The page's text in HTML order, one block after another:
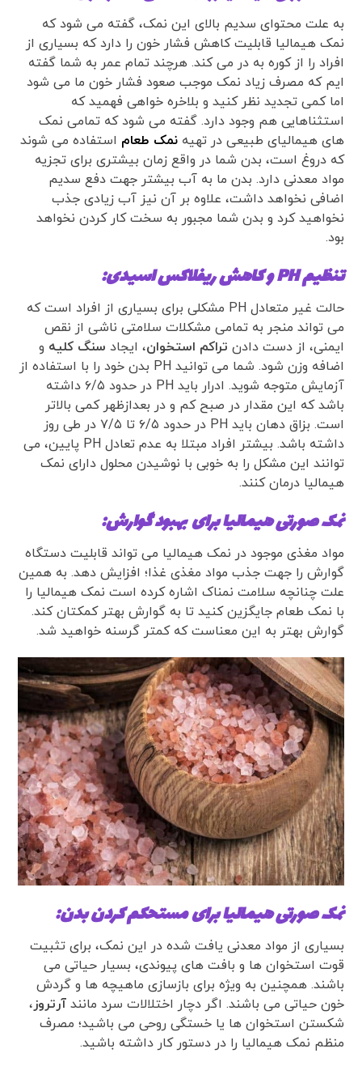
به علت محتوای سدیم بالای این نمک، گفته می شود که
نمک هیمالیا قابلیت کاهش فشار خون را دارد که بسیاری از
افراد را از کوره به در می کند. هرچند تمام عمر به شما گفته
ایم که مصرف زیاد نمک موجب صعود فشار خون ما می شود
اما کمی تجدید نظر کنید و بلاخره خواهی فهمید که
استثناهایی هم وجود دارد. گفته می شود که تمامی نمک
های هیمالیای طبیعی در تهیه نمک طعام استفاده می شوند
که دروغ است، بدن شما در واقع زمان بیشتری برای تجزیه
مواد معدنی دارد. بدن ما به آب بیشتر جهت دفع سدیم
اضافی نخواهد داشت، علاوه بر آن نیز آب زیادی جذب
نخواهید کرد و بدن شما مجبور به سخت کار کردن نخواهد
بود.
تنظیم PH و کاهش ریفلاکس اسیدی:
حالت غیر متعادل PH مشکلی برای بسیاری از افراد است که
می تواند منجر به تمامی مشکلات سلامتی ناشی از نقص
ایمنی، از دست دادن تراکم استخوان، ایجاد سنگ کلیه و
اضافه وزن شود. شما می توانید PH بدن خود را با استفاده از
آزمایش متوجه شوید. ادرار باید PH در حدود ۶/۵ داشته
باشد که این مقدار در صبح کم و در بعدازظهر کمی بالاتر
است. بزاق دهان باید PH در حدود ۶/۵ تا ۷/۵ در طی روز
داشته باشد. بیشتر افراد مبتلا به عدم تعادل PH پایین، می
توانند این مشکل را به خوبی با نوشیدن محلول دارای نمک
هیمالیا درمان کنند.
نمک صورتی هیمالیا برای بهبود گوارش:
مواد مغذی موجود در نمک هیمالیا می تواند قابلیت دستگاه
گوارش را جهت جذب مواد مغذی غذا؛ افزایش دهد. به همین
علت چنانچه سلامت نمناک اشاره کرده است نمک هیمالیا را
با نمک طعام جایگزین کنید تا به گوارش بهتر کمکتان کند.
گوارش بهتر به این معناست که کمتر گرسنه خواهید شد.
نمک صورتی هیمالیا برای مستحکم کردن بدن:
بسیاری از مواد معدنی یافت شده در این نمک، برای تثبیت
قوت استخوان ها و بافت های پیوندی، بسیار حیاتی می
باشند. همچنین به ویژه برای بازسازی ماهیچه ها و گردش
خون حیاتی می باشند. اگر دچار اختلالات سرد مانندآرتروز،
شکستن استخوان ها یا خستگی روحی می باشید؛ مصرف
منظم نمک هیمالیا را در دستور کار داشته باشید.